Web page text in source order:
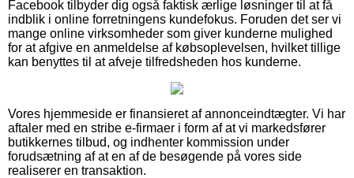
Facebook tilbyder dig også faktisk ærlige løsninger til at få
indblik i online forretningens kundefokus. Foruden det ser vi
mange online virksomheder som giver kunderne mulighed
for at afgive en anmeldelse af købsoplevelsen, hvilket tillige
kan benyttes til at afveje tilfredsheden hos kunderne.
Vores hjemmeside er finansieret af annonceindtægter. Vi har
aftaler med en stribe e-firmaer i form af at vi markedsfører
butikkernes tilbud, og indhenter kommission under
forudsætning af at en af de besøgende på vores side
realiserer en transaktion.